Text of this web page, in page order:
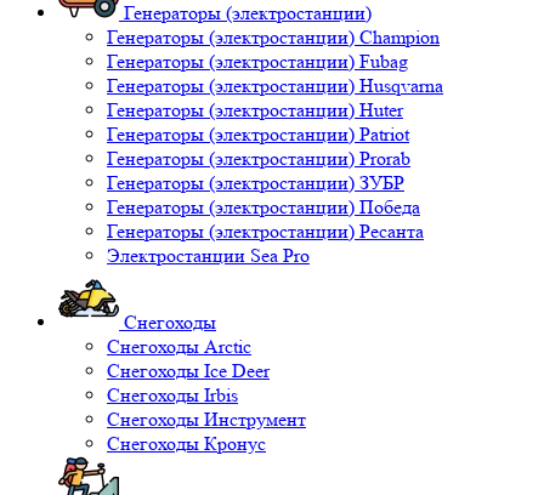
Генераторы (электростанции)
Генераторы (электростанции) Champion
Генераторы (электростанции) Fubag
Генераторы (электростанции) Husqvarna
Генераторы (электростанции) Huter
Генераторы (электростанции) Patriot
Генераторы (электростанции) Prorab
Генераторы (электростанции) ЗУБР
Генераторы (электростанции) Победа
Генераторы (электростанции) Ресанта
Электростанции Sea Pro
Снегоходы
Снегоходы Arctic
Снегоходы Ice Deer
Снегоходы Irbis
Снегоходы Инструмент
Снегоходы Кронус